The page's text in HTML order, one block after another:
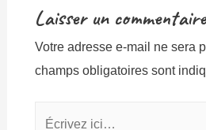
Laisser un commentaire
Votre adresse e-mail ne sera
champs obligatoires sont